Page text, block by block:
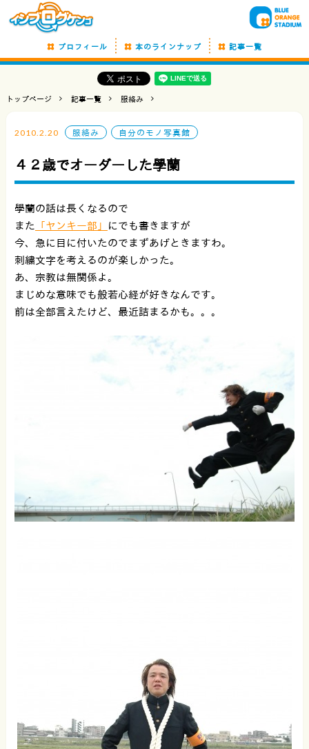
プロフィール 本のラインナップ 記事一覧
トップページ 記事一覧 服絡み
2010.2.20 服絡み 自分のモノ写真館
４２歳でオーダーした學蘭
學蘭の話は長くなるので
また
「ヤンキー部」
にでも書きますが
今、急に目に付いたのでまずあげときますわ。
刺繍文字を考えるのが楽しかった。
あ、宗教は無関係よ。
まじめな意味でも般若心経が好きなんです。
前は全部言えたけど、最近詰まるかも。。。